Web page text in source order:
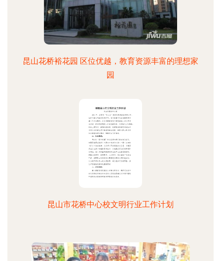
昆山花桥裕花园 区位优越，教育资源丰富的理想家
园
昆山市花桥中心校文明行业工作计划